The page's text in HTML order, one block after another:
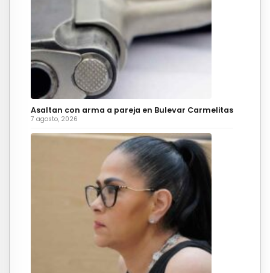
Asaltan con arma a pareja en Bulevar Carmelitas
7 agosto, 2026